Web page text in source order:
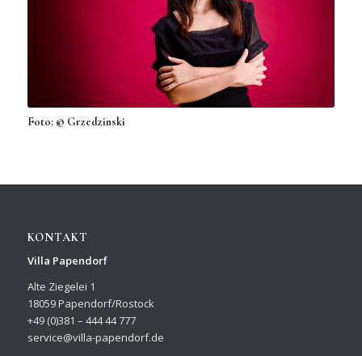
Foto: © Grzedzinski
KONTAKT
Villa Papendorf
Alte Ziegelei 1
18059 Papendorf/Rostock
+49 (0)381 – 444 44 777
service@villa-papendorf.de